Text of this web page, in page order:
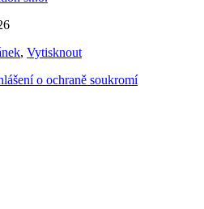
, Vytisknout
o ochraně soukromí